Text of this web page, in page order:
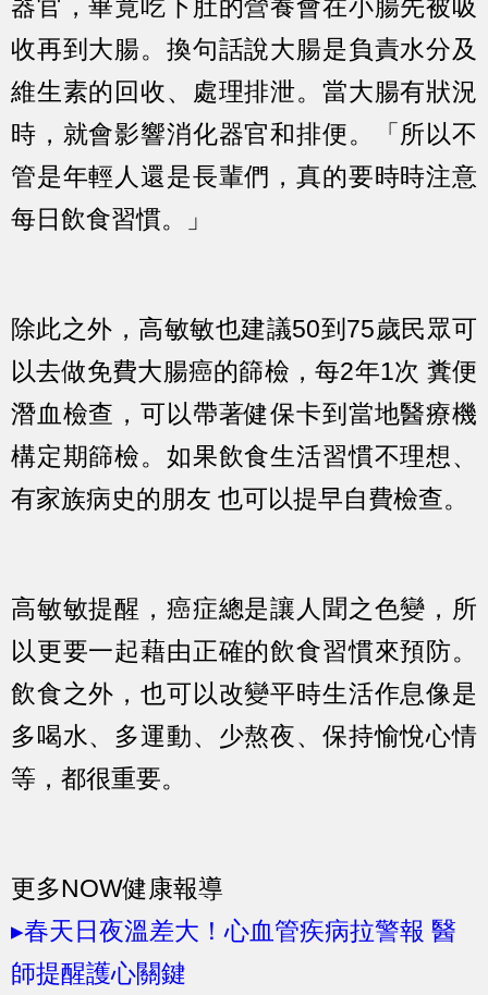
器官，畢竟吃下肚的營養會在小腸先被吸
收再到大腸。換句話說大腸是負責水分及
維生素的回收、處理排泄。當大腸有狀況
時，就會影響消化器官和排便。「所以不
管是年輕人還是長輩們，真的要時時注意
每日飲食習慣。」
除此之外，高敏敏也建議50到75歲民眾可
以去做免費大腸癌的篩檢，每2年1次 糞便
潛血檢查，可以帶著健保卡到當地醫療機
構定期篩檢。如果飲食生活習慣不理想、
有家族病史的朋友 也可以提早自費檢查。
高敏敏提醒，癌症總是讓人聞之色變，所
以更要一起藉由正確的飲食習慣來預防。
飲食之外，也可以改變平時生活作息像是
多喝水、多運動、少熬夜、保持愉悅心情
等，都很重要。
更多NOW健康報導
▸春天日夜溫差大！心血管疾病拉警報 醫
師提醒護心關鍵